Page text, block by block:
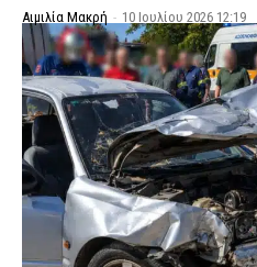
Αιμιλία Μακρή - 10 Ιουλίου 2026 12:19